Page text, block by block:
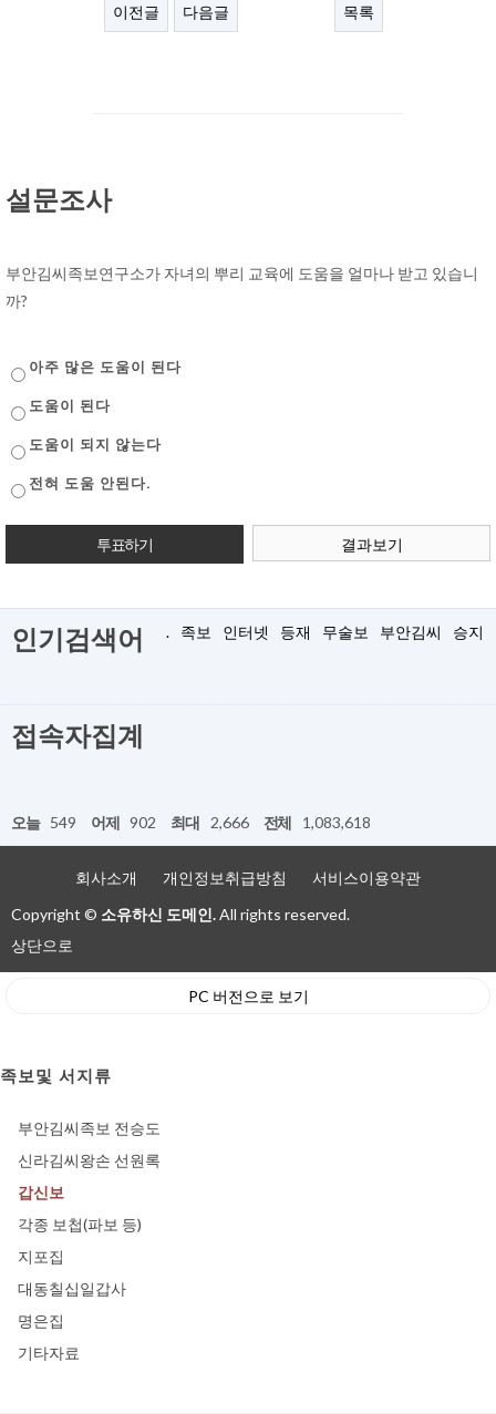
이전글 다음글 목록
설문조사
부안김씨족보연구소가 자녀의 뿌리 교육에 도움을 얼마나 받고 있습니
까?
아주 많은 도움이 된다
도움이 된다
도움이 되지 않는다
전혀 도움 안된다.
결과보기
인기검색어 . 족보 인터넷 등재 무술보 부안김씨 승지
접속자집계
오늘 549 어제 902 최대 2,666 전체 1,083,618
회사소개 개인정보취급방침
서비스이용약관
Copyright © 소유하신 도메인.All rights reserved.
상단으로
PC 버전으로 보기
족보및 서지류
부안김씨족보 전승도
신라김씨왕손 선원록
갑신보
각종 보첩(파보 등)
지포집
대동칠십일갑사
명은집
기타자료